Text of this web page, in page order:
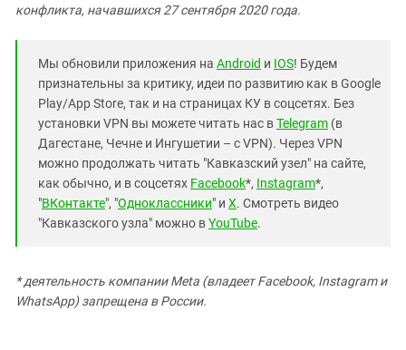
конфликта, начавшихся 27 сентября 2020 года.
Мы обновили приложения на Android и IOS! Будем
признательны за критику, идеи по развитию как в Google
Play/App Store, так и на страницах КУ в соцсетях. Без
установки VPN вы можете читать нас вTelegram (в
Дагестане, Чечне и Ингушетии – с VPN). Через VPN
можно продолжать читать "Кавказский узел" на сайте,
как обычно, и в соцсетях Facebook*, Instagram*,
"ВКонтакте", "Одноклассники" и X. Смотреть видео
"Кавказского узла" можно вYouTube.
* деятельность компании Meta (владеет Facebook, Instagram и
WhatsApp) запрещена в России.